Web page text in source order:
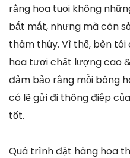
rằng hoa tuoi không
bắt mắt, nhưng mà còn
thâm thúy. Vì thế, bên
hoa tươi chất lượng cao
đảm bảo rằng mỗi bông
có lẽ gửi đi thông điệp
tốt.
Quá trình đặt hàng hoa